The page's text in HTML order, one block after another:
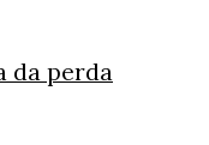
da perda